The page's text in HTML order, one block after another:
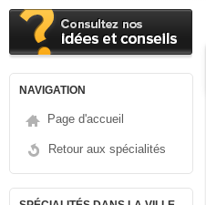
NAVIGATION
Page d'accueil
Retour aux spécialités